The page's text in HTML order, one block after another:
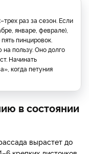
раз за сезон. Если
январе, феврале),
пинцировок.
пользу. Оно долго
Начинать
когда петуния
в состоянии
вырастет до